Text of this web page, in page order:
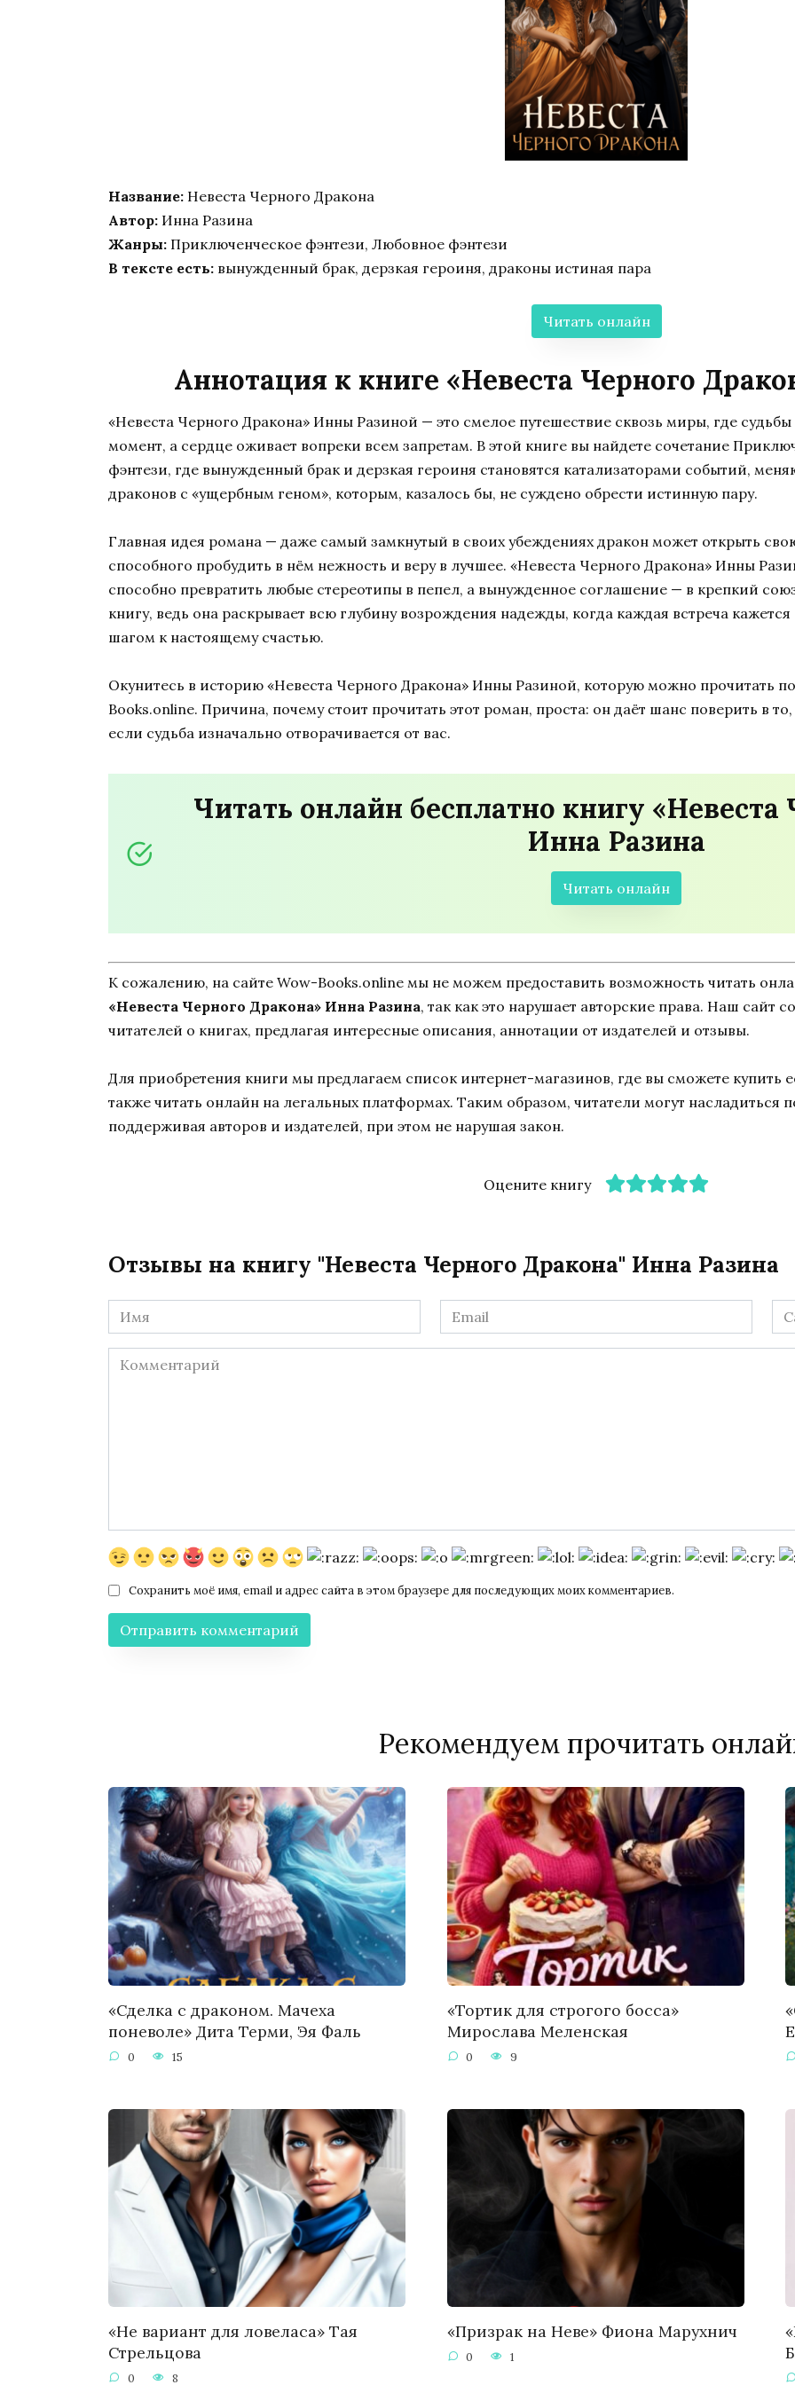
Название: Невеста Черного Дракона
Автор: Инна Разина
Жанры: Приключенческое фэнтези, Любовное фэнтези
В тексте есть: вынужденный брак, дерзкая героиня, драконы истиная пара
Читать онлайн
Аннотация к книге «Невеста Черного
«Невеста Черного Дракона» Инны Разиной — это смелое путешествие сквозь миры, где
момент, а сердце оживает вопреки всем запретам. В этой книге вы найдете сочетание
фэнтези, где вынужденный брак и дерзкая героиня становятся катализаторами событий,
драконов с «ущербным геном», которым, казалось бы, не суждено обрести истинную пару.
Главная идея романа — даже самый замкнутый в своих убеждениях дракон может открыть
способного пробудить в нём нежность и веру в лучшее. «Невеста Черного Дракона» Инны
способно превратить любые стереотипы в пепел, а вынужденное соглашение — в крепкий
книгу, ведь она раскрывает всю глубину возрождения надежды, когда каждая встреча
шагом к настоящему счастью.
Окунитесь в историю «Невеста Черного Дракона» Инны Разиной, которую можно прочитать
Books.online. Причина, почему стоит прочитать этот роман, проста: он даёт шанс поверить в
если судьба изначально отворачивается от вас.
Читать онлайн бесплатно книгу «Невеста
Инна Разина
Читать онлайн
К сожалению, на сайте Wow-Books.online мы не можем предоставить возможность читать
«Невеста Черного Дракона» Инна Разина, так как это нарушает авторские права. Наш сайт
читателей о книгах, предлагая интересные описания, аннотации от издателей и отзывы.
Для приобретения книги мы предлагаем список интернет-магазинов, где вы сможете купить
также читать онлайн на легальных платформах. Таким образом, читатели могут насладиться
поддерживая авторов и издателей, при этом не нарушая закон.
Оцените книгу
Отзывы на книгу "Невеста Черного Дракона" Инна Разина
Имя
*
Email
*
Комментарий
Сохранить моё имя, email и адрес сайта в этом браузере для последующих моих комментариев.
Рекомендуем прочитать
«Сделка с драконом. Мачеха
поневоле» Дита Терми, Эя Фаль
0 15
«Тортик для строгого босса»
Мирослава Меленская
0 9
«Не вариант для ловеласа» Тая
Стрельцова
0 8
«Призрак на Неве» Фиона Марухнич
0 1